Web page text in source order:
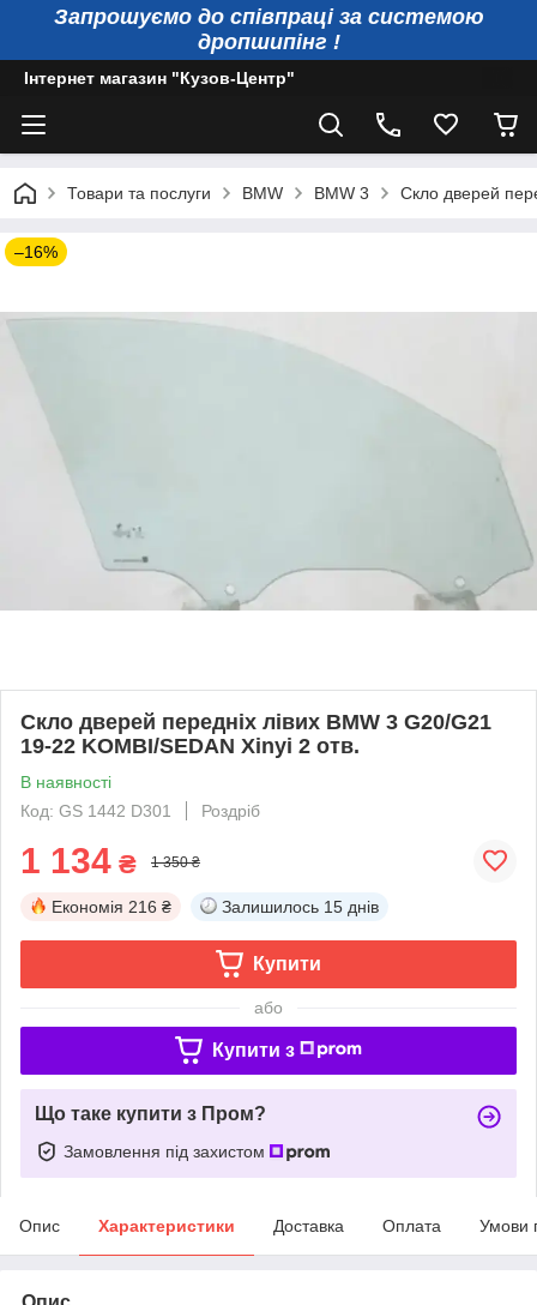
Запрошуємо до співпраці за системою
дропшипінг !
Інтернет магазин "Кузов-Центр"
Товари та послуги BMW BMW 3 Скло дверей
–16%
Скло дверей передніх лівих BMW 3 G20/G21
19-22 KOMBI/SEDAN Xinyi 2 отв.
В наявності
Код: GS 1442 D301
Роздріб
1 134 ₴ 1 350 ₴
Економія 216 ₴ Залишилось 15 днів
Купити
або
Купити з
Що таке купити з Пром?
Замовлення під захистом
Опис Характеристики Доставка Оплата Умови